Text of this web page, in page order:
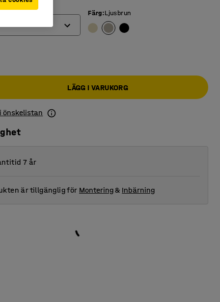
Färg:Ljusbrun
LÄGG I VARUKORG
önskelistan
7 år
är tillgänglig för Montering& Inbärning